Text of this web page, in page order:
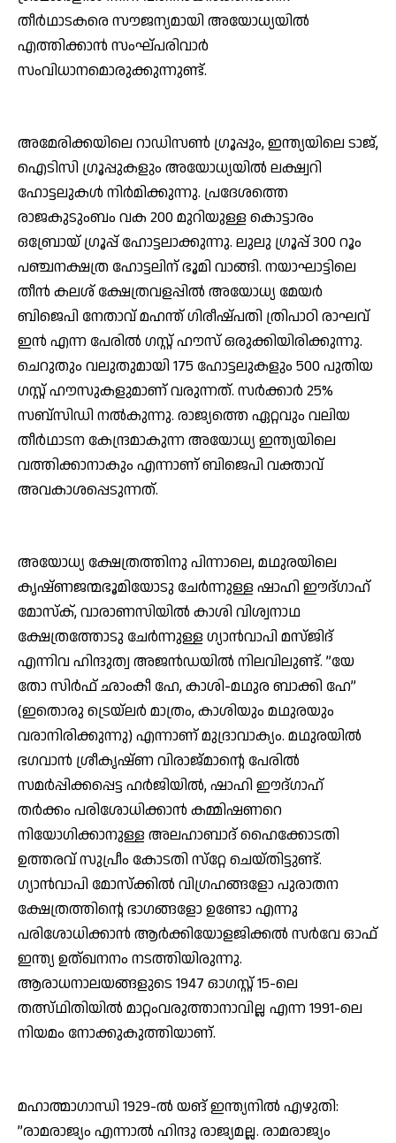
തീര്‍ഥാടകരെ സൗജന്യമായി അയോധ്യയില്‍
എത്തിക്കാന്‍ സംഘ്പരിവാര്‍
സംവിധാനമൊരുക്കുന്നുണ്ട്.
അമേരിക്കയിലെ റാഡിസണ്‍ ഗ്രൂപ്പും, ഇന്ത്യയിലെ ടാജ്,
ഐടിസി ഗ്രൂപ്പുകളും അയോധ്യയില്‍ ലക്ഷ്വറി
ഹോട്ടലുകള്‍ നിര്‍മിക്കുന്നു. പ്രദേശത്തെ
രാജകുടുംബം വക 200 മുറിയുള്ള കൊട്ടാരം
ഒബ്രോയ് ഗ്രൂപ്പ് ഹോട്ടലാക്കുന്നു. ലുലു ഗ്രൂപ്പ് 300 റൂം
പഞ്ചനക്ഷത്ര ഹോട്ടലിന് ഭൂമി വാങ്ങി. നയാഘാട്ടിലെ
തീന്‍ കലശ് ക്ഷേത്രവളപ്പില്‍ അയോധ്യ മേയര്‍
ബിജെപി നേതാവ് മഹന്ത് ഗിരീഷ്പതി ത്രിപാഠി രാഘവ്
ഇന്‍ എന്ന പേരില്‍ ഗസ്റ്റ് ഹൗസ് ഒരുക്കിയിരിക്കുന്നു.
ചെറുതും വലുതുമായി 175 ഹോട്ടലുകളും 500 പുതിയ
ഗസ്റ്റ് ഹൗസുകളുമാണ് വരുന്നത്. സര്‍ക്കാര്‍ 25%
സബ്‌സിഡി നല്‍കുന്നു. രാജ്യത്തെ ഏറ്റവും വലിയ
തീര്‍ഥാടന കേന്ദ്രമാകുന്ന അയോധ്യ ഇന്ത്യയിലെ
വത്തിക്കാനാകും എന്നാണ് ബിജെപി വക്താവ്
അവകാശപ്പെടുന്നത്.
അയോധ്യ ക്ഷേത്രത്തിനു പിന്നാലെ, മഥുരയിലെ
കൃഷ്ണജന്മഭൂമിയോടു ചേര്‍ന്നുള്ള ഷാഹി ഈദ്ഗാഹ്
മോസ്‌ക്, വാരാണസിയില്‍ കാശി വിശ്വനാഥ
ക്ഷേത്രത്തോടു ചേര്‍ന്നുള്ള ഗ്യാന്‍വാപി മസ്ജിദ്
എന്നിവ ഹിന്ദുത്വ അജന്‍ഡയില്‍ നിലവിലുണ്ട്. ”യേ
തോ സിര്‍ഫ് ഛാംകീ ഹേ, കാശി-മഥുര ബാക്കി ഹേ”
(ഇതൊരു ട്രെയ്‌ലര്‍ മാത്രം, കാശിയും മഥുരയും
വരാനിരിക്കുന്നു) എന്നാണ് മുദ്രാവാക്യം. മഥുരയില്‍
ഭഗവാന്‍ ശ്രീകൃഷ്ണ വിരാജ്മാന്റെ പേരില്‍
സമര്‍പ്പിക്കപ്പെട്ട ഹര്‍ജിയില്‍, ഷാഹി ഈദ്ഗാഹ്
തര്‍ക്കം പരിശോധിക്കാന്‍ കമ്മിഷണറെ
നിയോഗിക്കാനുള്ള അലഹാബാദ് ഹൈക്കോടതി
ഉത്തരവ് സുപ്രീം കോടതി സ്‌റ്റേ ചെയ്തിട്ടുണ്ട്.
ഗ്യാന്‍വാപി മോസ്‌ക്കില്‍ വിഗ്രഹങ്ങളോ പുരാതന
ക്ഷേത്രത്തിന്റെ ഭാഗങ്ങളോ ഉണ്ടോ എന്നു
പരിശോധിക്കാന്‍ ആര്‍ക്കിയോളജിക്കല്‍ സര്‍വേ ഓഫ്
ഇന്ത്യ ഉത്ഖനനം നടത്തിയിരുന്നു.
ആരാധനാലയങ്ങളുടെ 1947 ഓഗസ്റ്റ് 15-ലെ
തത്സ്ഥിതിയില്‍ മാറ്റംവരുത്താനാവില്ല എന്ന 1991-ലെ
നിയമം നോക്കുകുത്തിയാണ്.
മഹാത്മാഗാന്ധി 1929-ല്‍ യങ് ഇന്ത്യനില്‍ എഴുതി:
”രാമരാജ്യം എന്നാല്‍ ഹിന്ദു രാജ്യമല്ല. രാമരാജ്യം